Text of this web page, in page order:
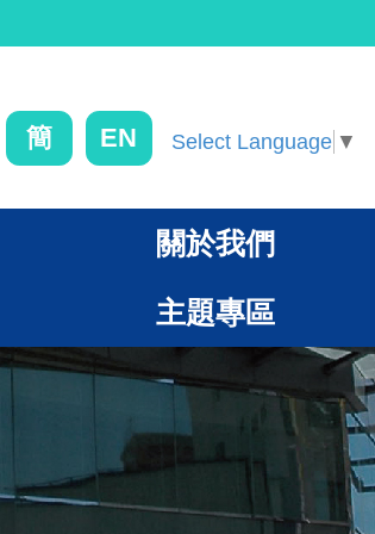
簡 EN Select Language ▼
關於我們
主題專區